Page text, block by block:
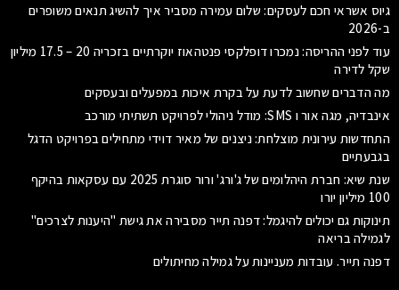
גיוס אשראי חכם לעסקים: שלום עמירה מסביר איך להשיג תנאים משופרים
ב-2026
עוד לפני ההריסה: נמכרו דופלקסי פנטהאוז יוקרתיים בזכריה 20 – 17.5 מיליון
שקל לדירה
מה הדברים שחשוב לדעת על בקרת איכות במפעלים ובעסקים
אינבדיה, מגה אור ו SMS: מודל ניהולי לפרויקט תשתיתי מורכב
התחדשות עירונית מוצלחת: ניצנים של מאיר דוידי מתחילים בפרויקט הדגל
בגבעתיים
שנת שיא: חברת היהלומים של ג'ורג' ורור סוגרת 2025 עם עסקאות בהיקף
100 מיליון יורו
תינוקות גם יכולים להיגמל: דפנה תייר מסבירה את גישת "היענות לצרכים"
לגמילה בריאה
דפנה תייר. עובדות מעניינות על גמילה מחיתולים